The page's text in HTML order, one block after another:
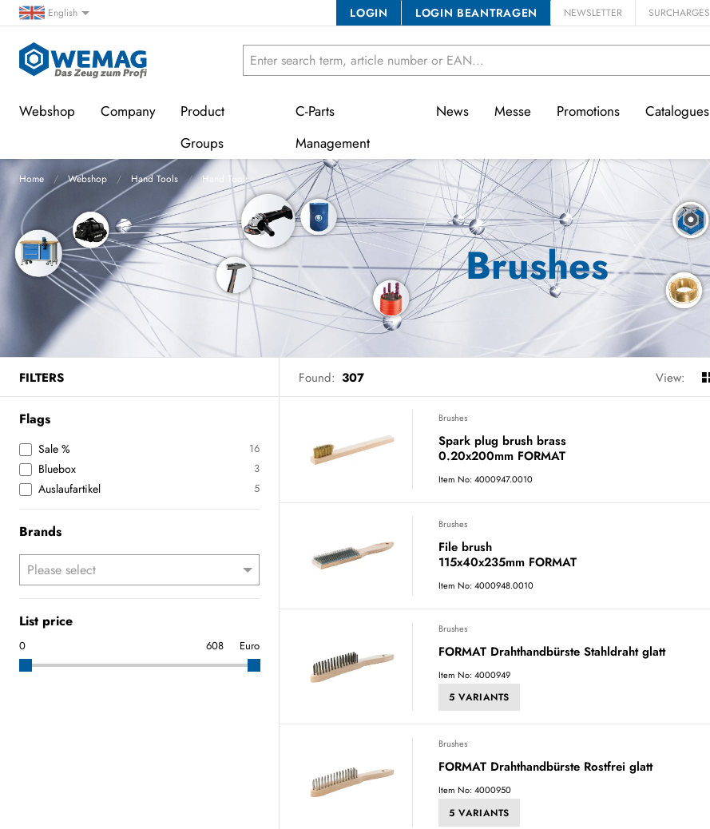
English LOGIN LOGIN BEANTRAGEN NEWSLETTER SURCHARGES
Webshop Company
Product
Groups
C-Parts
Management
News Messe Promotions Catalogues
Home Webshop Hand Tools Hand Tools
Brushes
FILTERS Found: 307 View:
Flags
Sale % 16
Bluebox 3
Auslaufartikel 5
Brands
List price
Euro
Brushes
Spark plug brush brass
0.20x200mm FORMAT
Item No: 4000947.0010
Brushes
File brush
115x40x235mm FORMAT
Item No: 4000948.0010
Brushes
FORMAT Drahthandbürste Stahldraht glatt
Item No: 4000949
5 VARIANTS
Brushes
FORMAT Drahthandbürste Rostfrei glatt
Item No: 4000950
5 VARIANTS